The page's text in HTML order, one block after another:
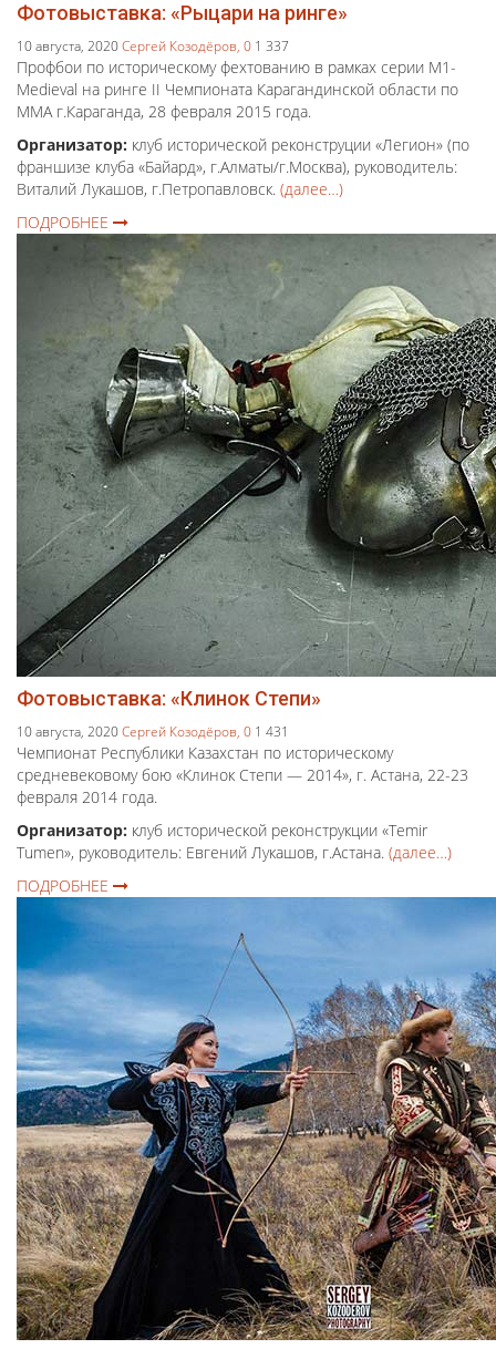
Фотовыставка: «Рыцари на ринге»
10 августа, 2020Сергей Козодёров, 0 1 337
Профбои по историческому фехтованию в рамках серии M1-
Medieval на ринге II Чемпионата Карагандинской области по
ММА г.Караганда, 28 февраля 2015 года.
Организатор: клуб исторической реконструции «Легион» (по
франшизе клуба «Байард», г.Алматы/г.Москва), руководитель:
Виталий Лукашов, г.Петропавловск. (далее…)
ПОДРОБНЕЕ
Фотовыставка: «Клинок Степи»
10 августа, 2020Сергей Козодёров, 0 1 431
Чемпионат Республики Казахстан по историческому
средневековому бою «Клинок Степи — 2014», г. Астана, 22-23
февраля 2014 года.
Организатор: клуб исторической реконструкции «Temir
Tumen», руководитель: Евгений Лукашов, г.Астана. (далее…)
ПОДРОБНЕЕ